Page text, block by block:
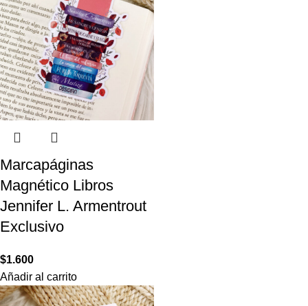
Marcapáginas
Magnético Libros
Jennifer L. Armentrout
Exclusivo
$1.600
Añadir al carrito